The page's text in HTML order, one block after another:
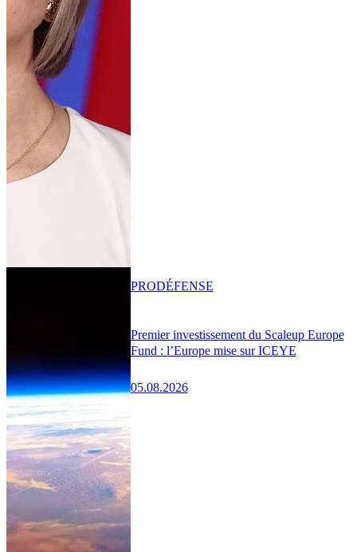
Premier investissement du Scaleup Europe
Fund : l’Europe mise sur ICEYE
05.08.2026
PRODÉFENSE